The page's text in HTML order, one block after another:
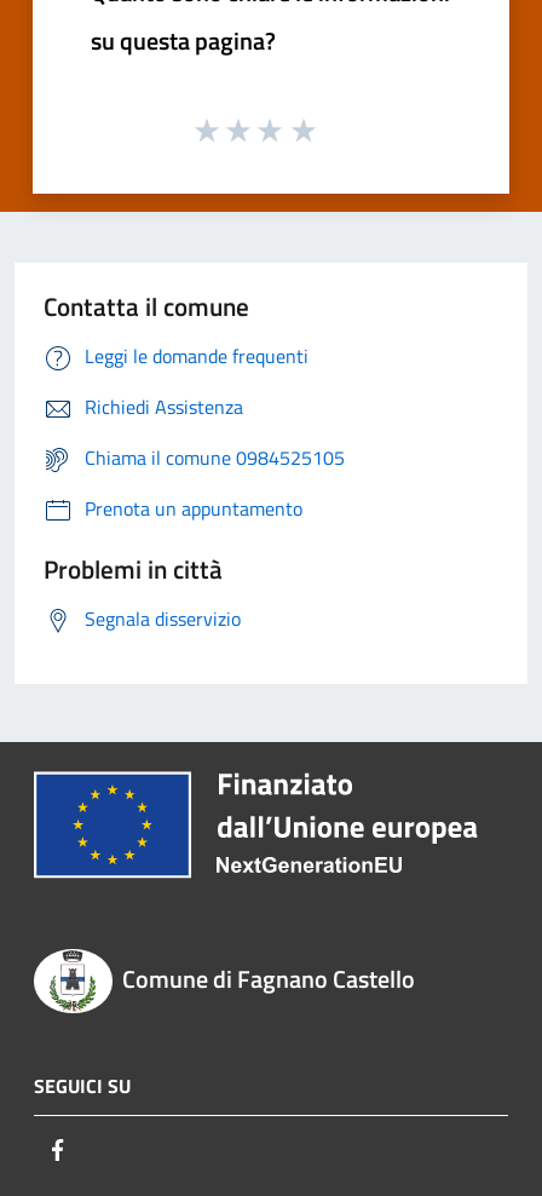
su questa pagina?
Contatta il comune
Leggi le domande frequenti
Richiedi Assistenza
Chiama il comune 0984525105
Prenota un appuntamento
Problemi in città
Segnala disservizio
Comune di Fagnano Castello
SEGUICI SU